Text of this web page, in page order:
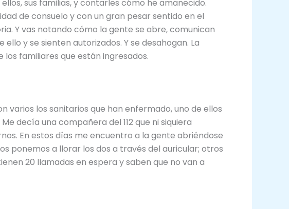
sus familias, y contarles cómo he amanecido.
de consuelo y con un gran pesar sentido en el
Y vas notando cómo la gente se abre, comunican
y se sienten autorizados. Y se desahogan. La
familiares que están ingresados.
varios los sanitarios que han enfermado, uno de ellos
decía una compañera del 112 que ni siquiera
En estos días me encuentro a la gente abriéndose
ponemos a llorar los dos a través del auricular; otros
20 llamadas en espera y saben que no van a